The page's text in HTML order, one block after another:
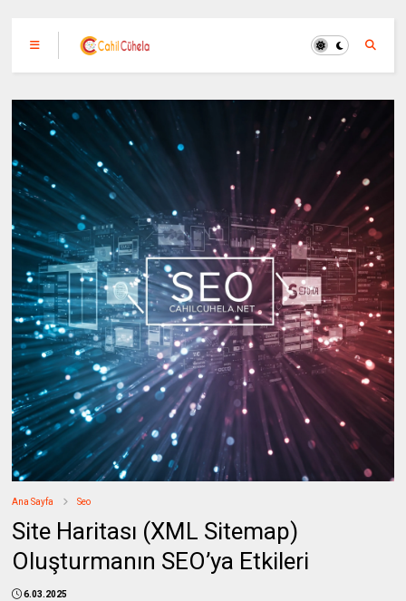
Ana Sayfa Seo
Site Haritası (XML Sitemap)
Oluşturmanın SEO’ya Etkileri
6.03.2025